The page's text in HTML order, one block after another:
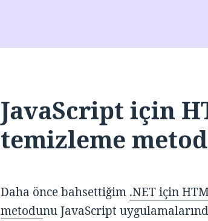
JavaScript için
temizleme
Daha önce bahsettiğim .NET için
metodunu JavaScript